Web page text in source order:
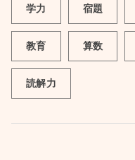
学力 宿題
教育 算数
読解力